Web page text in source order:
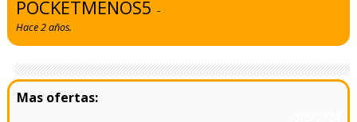
POCKETMENOS5-
Hace 2 años.